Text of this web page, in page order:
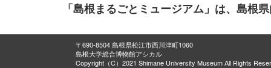
「島根まるごとミュージアム」は、島根
〒690-8504 島根県松江市西川津町1060
島根大学総合博物館アシカル
Copyright（C）2021 Shimane University Museum All Rights